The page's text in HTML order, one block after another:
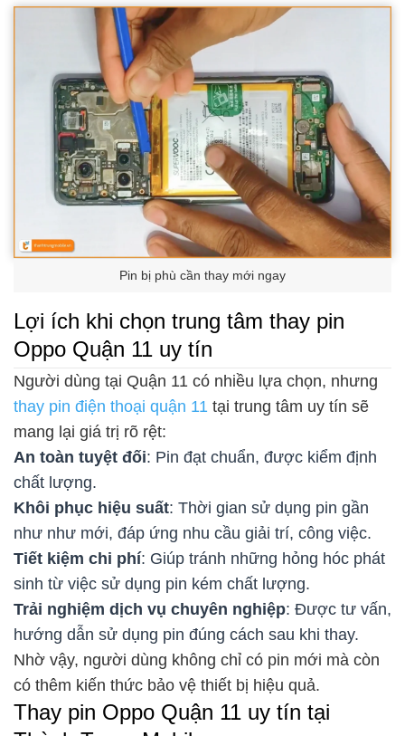
Pin bị phù cần thay mới ngay
Lợi ích khi chọn trung tâm thay pin
Oppo Quận 11 uy tín
Người dùng tại Quận 11 có nhiều lựa chọn, nhưng
thay pin điện thoại quận 11 tại trung tâm uy tín sẽ
mang lại giá trị rõ rệt:
An toàn tuyệt đối: Pin đạt chuẩn, được kiểm định
chất lượng.
Khôi phục hiệu suất: Thời gian sử dụng pin gần
như như mới, đáp ứng nhu cầu giải trí, công việc.
Tiết kiệm chi phí: Giúp tránh những hỏng hóc phát
sinh từ việc sử dụng pin kém chất lượng.
Trải nghiệm dịch vụ chuyên nghiệp: Được tư vấn,
hướng dẫn sử dụng pin đúng cách sau khi thay.
Nhờ vậy, người dùng không chỉ có pin mới mà còn
có thêm kiến thức bảo vệ thiết bị hiệu quả.
Thay pin Oppo Quận 11 uy tín tại